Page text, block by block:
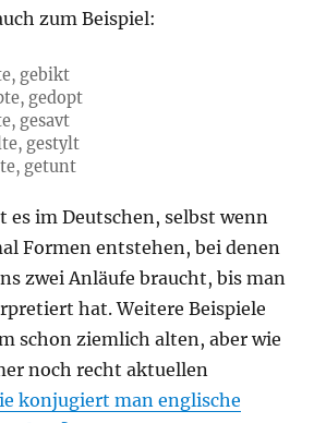
zum Beispiel:
gebikt
gedopt
gesavt
gestylt
getunt
es im Deutschen, selbst wenn
Formen entstehen, bei denen
zwei Anläufe braucht, bis man
hat. Weitere Beispiele
schon ziemlich alten, aber wie
noch recht aktuellen
konjugiert man englische